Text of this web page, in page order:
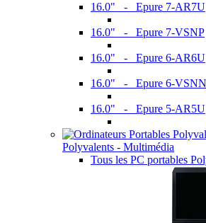
16.0" - Epure 7-AR7U
16.0" - Epure 7-VSNP
16.0" - Epure 6-AR6U
16.0" - Epure 6-VSNN
16.0" - Epure 5-AR5U
Polyvalents - Multimédia
Tous les PC portables